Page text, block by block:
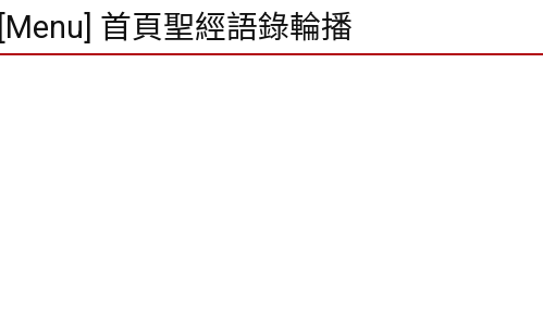
[Menu] 首頁聖經語錄輪播